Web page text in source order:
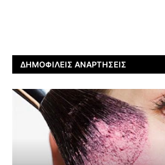
ΔΗΜΟΦΙΛΕΊΣ ΑΝΑΡΤΉΣΕΙΣ